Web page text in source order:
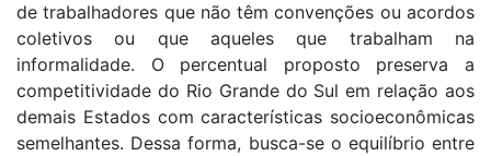
de trabalhadores que não têm convenções ou acordos
coletivos ou que aqueles que trabalham na
informalidade. O percentual proposto preserva a
competitividade do Rio Grande do Sul em relação aos
demais Estados com características socioeconômicas
semelhantes. Dessa forma, busca-se o equilíbrio entre